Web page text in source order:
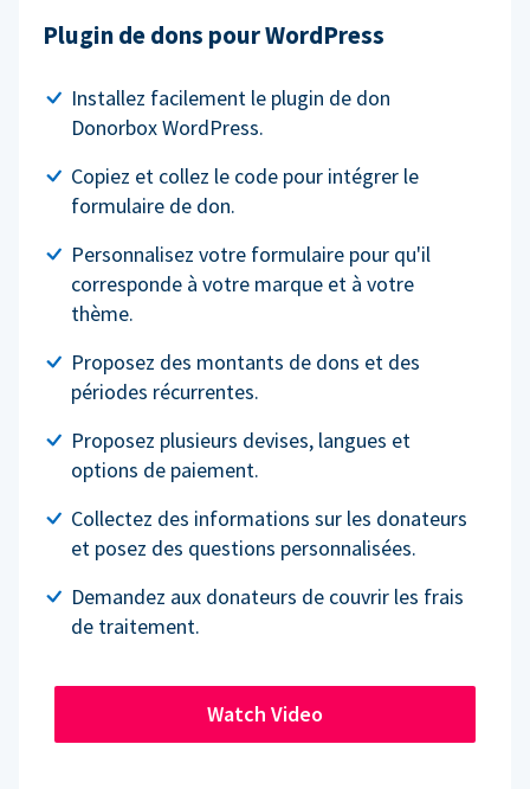
Plugin de dons pour WordPress
Installez facilement le plugin de don
Donorbox WordPress.
Copiez et collez le code pour intégrer le
formulaire de don.
Personnalisez votre formulaire pour qu'il
corresponde à votre marque et à votre
thème.
Proposez des montants de dons et des
périodes récurrentes.
Proposez plusieurs devises, langues et
options de paiement.
Collectez des informations sur les donateurs
et posez des questions personnalisées.
Demandez aux donateurs de couvrir les frais
de traitement.
Watch Video